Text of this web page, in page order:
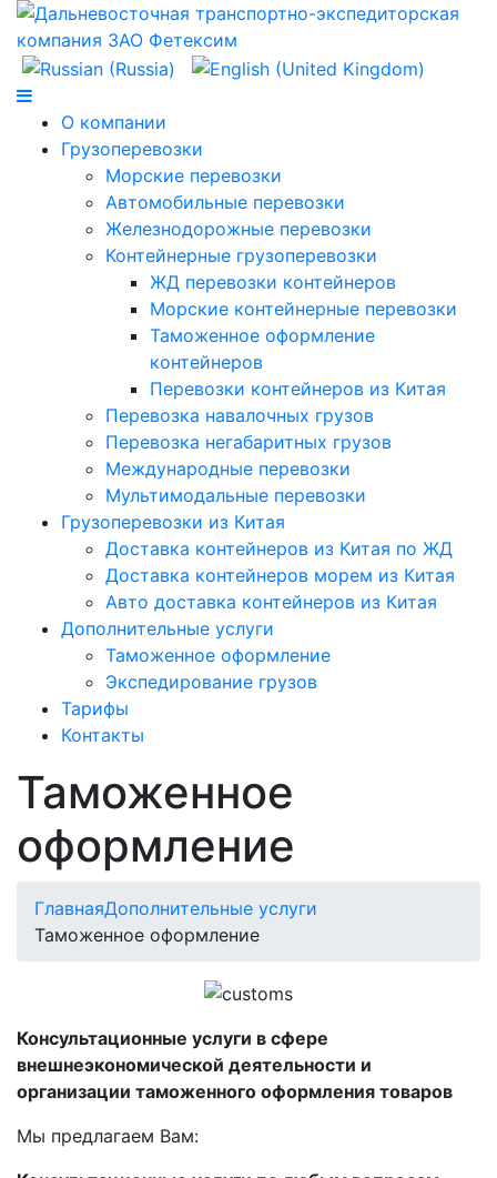
О компании
Грузоперевозки
Морские перевозки
Автомобильные перевозки
Железнодорожные перевозки
Контейнерные грузоперевозки
ЖД перевозки контейнеров
Морские контейнерные перевозки
Таможенное оформление
контейнеров
Перевозки контейнеров из Китая
Перевозка навалочных грузов
Перевозка негабаритных грузов
Международные перевозки
Мультимодальные перевозки
Грузоперевозки из Китая
Доставка контейнеров из Китая по ЖД
Доставка контейнеров морем из Китая
Авто доставка контейнеров из Китая
Дополнительные услуги
Таможенное оформление
Экспедирование грузов
Тарифы
Контакты
Таможенное
оформление
ГлавнаяДополнительные услуги
Таможенное оформление
Консультационные услуги в сфере
внешнеэкономической деятельности и
организации таможенного оформления товаров
Мы предлагаем Вам: